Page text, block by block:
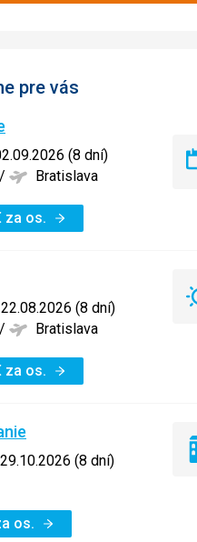
pre vás
(8 dní)
/ Bratislava
za os.
(8 dní)
/ Bratislava
za os.
(8 dní)
os.